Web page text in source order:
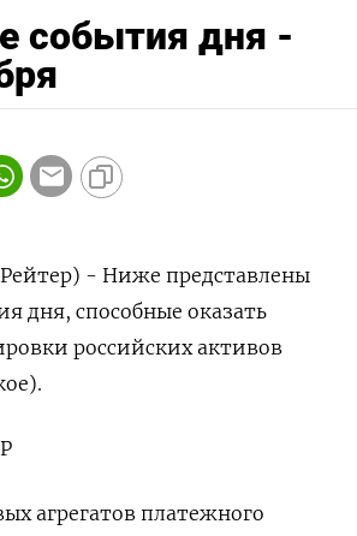
события дня -
- Ниже представлены
дня, способные оказать
российских активов
агрегатов платежного